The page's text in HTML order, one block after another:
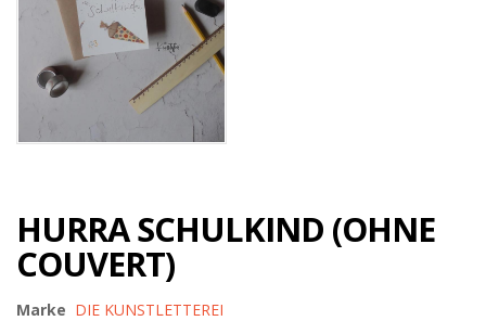
HURRA SCHULKIND (OHNE
COUVERT)
Marke DIE KUNSTLETTEREI